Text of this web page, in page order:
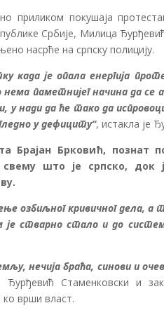
приликом покушаја
Србије, Милица
насрће на српску полицију.
када је опала енергија
паметнијег начина да се
у нади да ће тако да
у дефициту“, истакла је
Брајан Брковић, познат
што је српско, док
озбиљног кривичног дела, а
стварно стало и до
нечија браћа, синови и
Ђурђевић Стаменковски и
ко врши власт.